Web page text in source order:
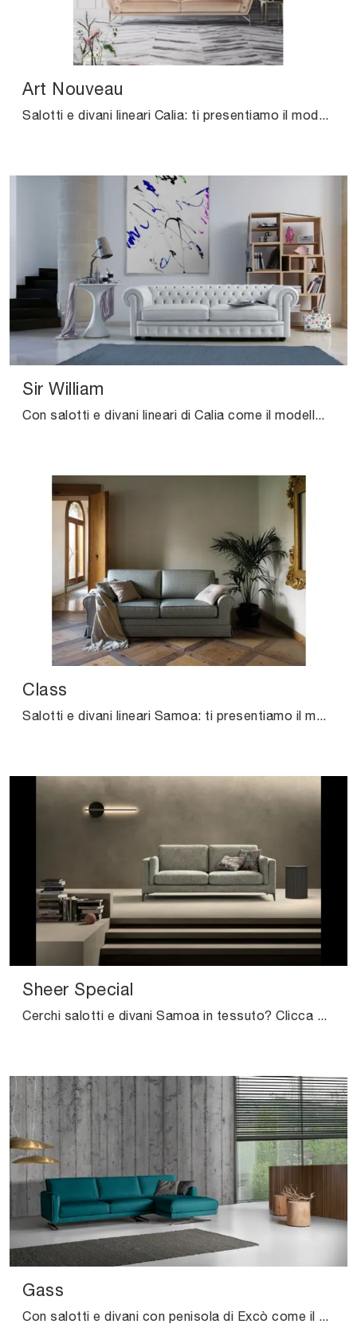
Art Nouveau
Sir William
Con salotti e divani lineari di Calia come il modello Sir William in pelle, potrai ultimare il tuo concept d'arredo.
Class
Salotti e divani lineari Samoa: ti presentiamo il modello Class in tessuto per completare il soggiorno.
Sheer Special
Cerchi salotti e divani Samoa in tessuto? Clicca e scopri di più sul modello Sheer Special per spazi moderni.
Gass
Con salotti e divani con penisola di Excò come il modello Gass in tessuto, potrai ultimare il tuo progetto d'arredo.